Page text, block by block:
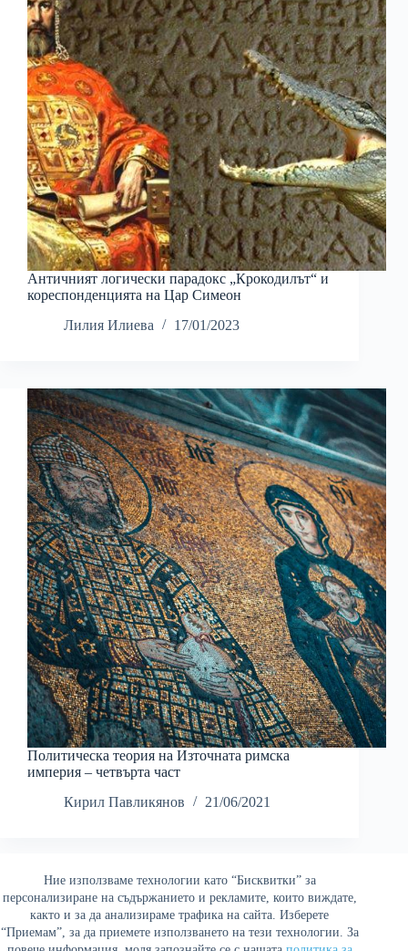
Ние използваме технологии като “Бисквитки” за
персонализиране на съдържанието и рекламите, които виждате,
както и за да анализираме трафика на сайта. Изберете
“Приемам”, за да приемете използването на тези технологии. За
Античният логически парадокс „Крокодилът“ и
кореспонденцията на Цар Симеон
Лилия Илиева
17/01/2023
Политическа теория на Източната римска
империя – четвърта част
Кирил Павликянов
21/06/2021